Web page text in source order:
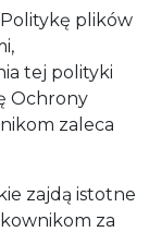
plików
tej polityki
Ochrony
zaleca
zajdą istotne
za